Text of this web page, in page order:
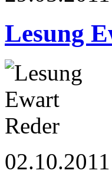
Lesung
02.10.2011